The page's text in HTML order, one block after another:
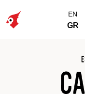
EN
GR